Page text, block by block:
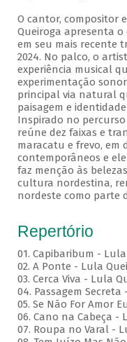
O cantor, compositor
Queiroga apresenta
em seu mais recente
2024. No palco, o
experiência musical
experimentação
principal via natural
paisagem e
Inspirado no
reúne dez faixas e
maracatu e frevo, em
contemporâneos e
faz menção às
cultura nordestina,
nordeste como parte
Repertório
01. Capibaribum -
02. A Ponte - Lula
03. Cerca Viva - Lula
04. Passagem
05. Se Não For Amor
06. Cano na Cabeça -
07. Roupa no Varal -